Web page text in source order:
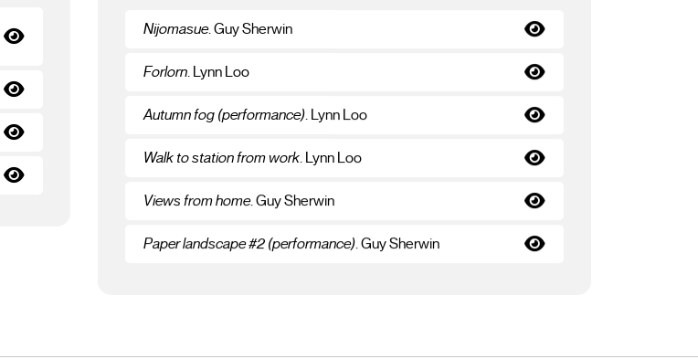
Nijomasue. Guy Sherwin
Forlorn. Lynn Loo
Autumn fog (performance). Lynn Loo
Walk to station from work. Lynn Loo
Views from home. Guy Sherwin
Paper landscape #2 (performance). Guy Sherwin